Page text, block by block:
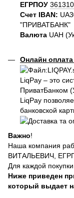
ЕГРПОУ
Счет IBAN:
"ПРИВАТБАНК"
Валюта UAH
Онлайн
LiqPay – это
ПриватБанком
LiqPay
банковской
Важно!
Наша компания
ВИТАЛЬЕВИЧ,
Для каждой
Ниже приведен
который выдает